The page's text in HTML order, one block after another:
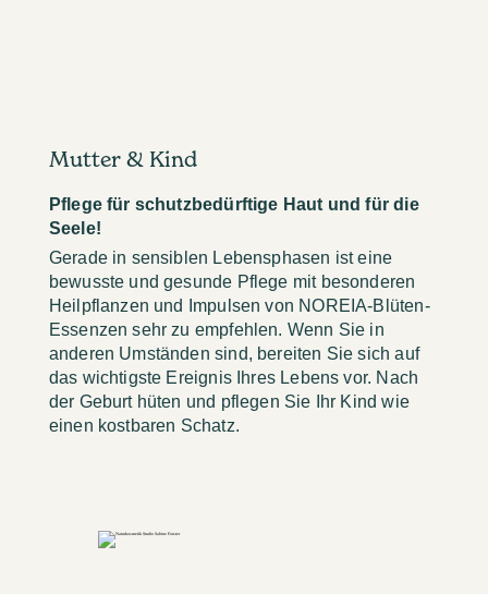
Mutter & Kind
Pflege für schutzbedürftige Haut und für die
Seele!
Gerade in sensiblen Lebensphasen ist eine
bewusste und gesunde Pflege mit besonderen
Heilpflanzen und Impulsen von NOREIA-Blüten-
Essenzen sehr zu empfehlen. Wenn Sie in
anderen Umständen sind, bereiten Sie sich auf
das wichtigste Ereignis Ihres Lebens vor. Nach
der Geburt hüten und pflegen Sie Ihr Kind wie
einen kostbaren Schatz.